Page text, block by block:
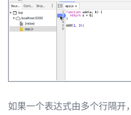
如果一个表达式由多个行隔开